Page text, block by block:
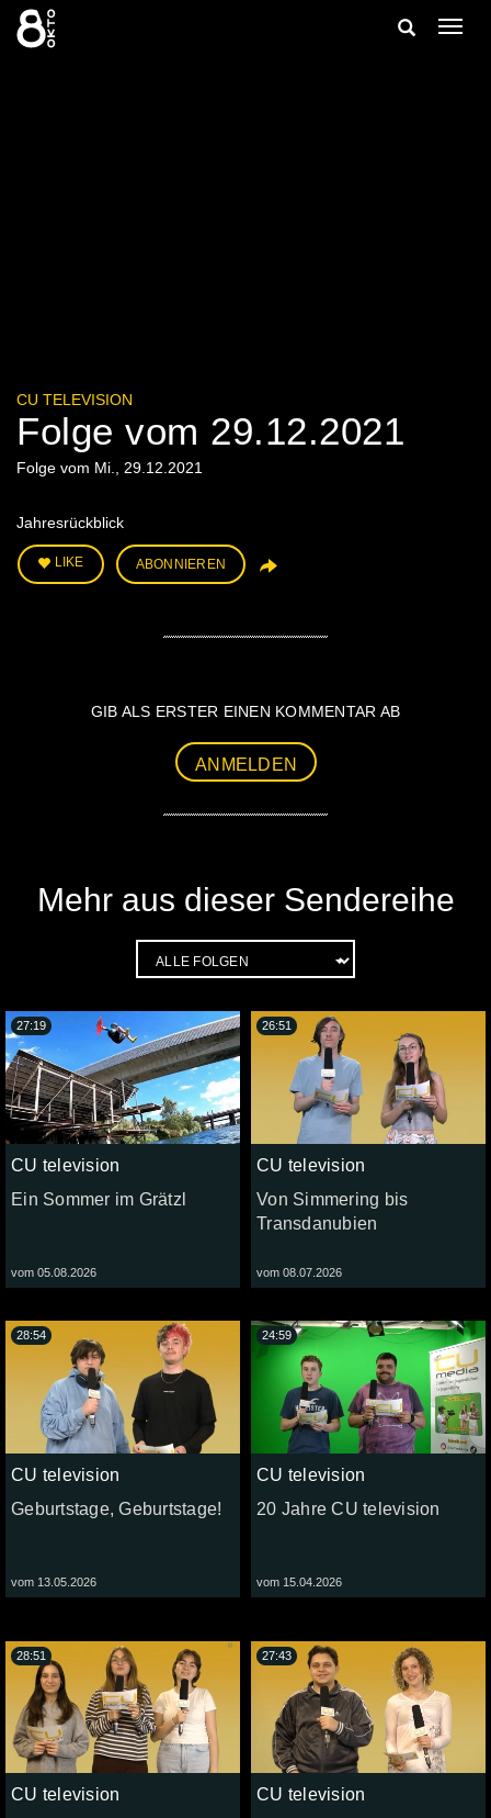
Zum
Inhalt
springen
Suche
CU TELEVISION
Folge vom 29.12.2021
Folge vom Mi., 29.12.2021
Jahresrückblick
LIKE ABONNIEREN
GIB ALS ERSTER EINEN KOMMENTAR AB
ANMELDEN
Mehr aus dieser Sendereihe
CU television
Ein Sommer im Grätzl
vom 05.08.2026
27:19
CU television
Von Simmering bis
Transdanubien
vom 08.07.2026
26:51
CU television
Geburtstage, Geburtstage!
vom 13.05.2026
28:54
CU television
20 Jahre CU television
vom 15.04.2026
24:59
CU television
28:51
CU television
27:43